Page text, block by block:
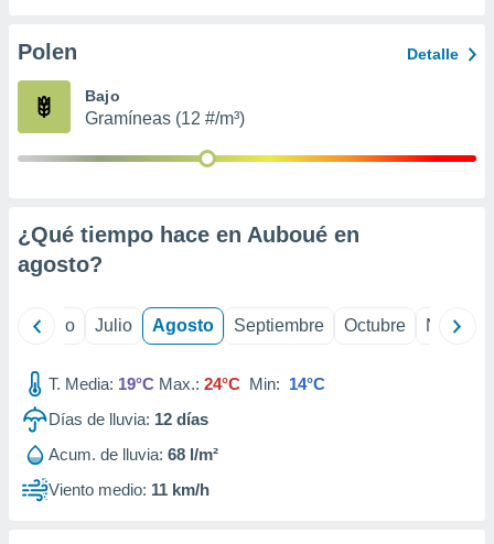
e
mediante
de
1199
Polen Detalle
Bajo
Gramíneas (12 #/m³)
¿Qué tiempo hace en Auboué en
agosto?
Junio Julio Agosto Septiembre Octubre
T. Media: 19°C Max.: 24°C Min: 14°C
Días de lluvia: 12 días
Acum. de lluvia: 68 l/m²
Viento medio: 11 km/h